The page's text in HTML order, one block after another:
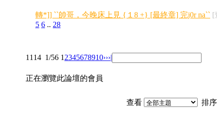
轉*]] ``帥哥，今晚床上見 {１8 +} [最終章] 完j0r na`` [
5 6 .. 28
1114 1/56 1 2345678910›››|
正在瀏覽此論壇的會員
查看 排